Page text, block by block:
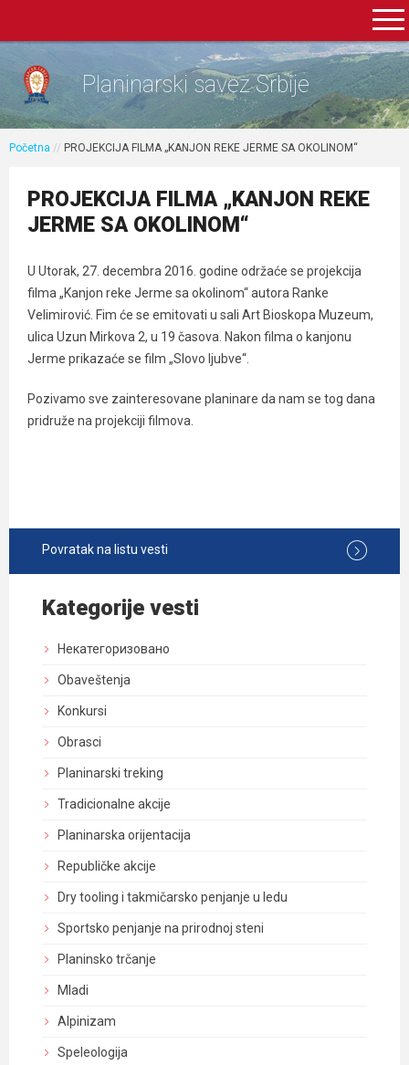
Planinarski savez Srbije
Početna // PROJEKCIJA FILMA „KANJON REKE JERME SA OKOLINOM“
PROJEKCIJA FILMA „KANJON REKE
JERME SA OKOLINOM“
U Utorak, 27. decembra 2016. godine održaće se projekcija
filma „Kanjon reke Jerme sa okolinom“ autora Ranke
Velimirović. Fim će se emitovati u sali Art Bioskopa Muzeum,
ulica Uzun Mirkova 2, u 19 časova. Nakon filma o kanjonu
Jerme prikazaće se film „Slovo ljubve“.
Pozivamo sve zainteresovane planinare da nam se tog dana
pridruže na projekciji filmova.
Povratak na listu vesti
Kategorije vesti
Некатегоризовано
Obaveštenja
Konkursi
Obrasci
Planinarski treking
Tradicionalne akcije
Planinarska orijentacija
Republičke akcije
Dry tooling i takmičarsko penjanje u ledu
Sportsko penjanje na prirodnoj steni
Planinsko trčanje
Mladi
Alpinizam
Speleologija